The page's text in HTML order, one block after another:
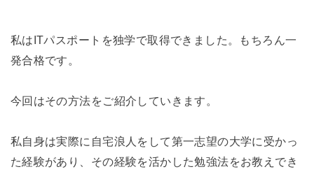
私はITパスポートを独学で取得できました。もちろん一
発合格です。
今回はその方法をご紹介していきます。
私自身は実際に自宅浪人をして第一志望の大学に受かっ
た経験があり、その経験を活かした勉強法をお教えでき